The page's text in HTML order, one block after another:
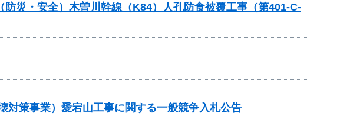
災・安全）木曽川幹線（K84）人孔防食被覆工事（第401-C-
対策事業）愛宕山工事に関する一般競争入札公告